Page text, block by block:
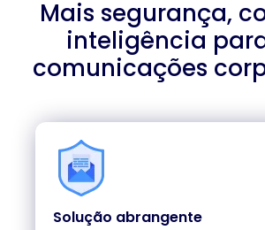
Mais segurança,
inteligência
comunicações
Solução abrangente